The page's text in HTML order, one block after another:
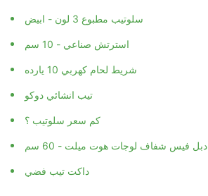
سلوتيب مطبوع 3 لون - ابيض
استرتش صناعي - 10 سم
شريط لحام كهربي 10 يارده
تيب انشائي دوكو
كم سعر سلوتيب ؟
دبل فيس شفاف لوجات هوت ميلت - 60 سم
داكت تيب فضي